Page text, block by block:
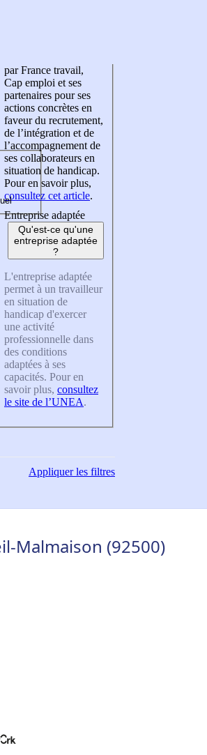
par France travail,
Cap emploi et ses
partenaires pour ses
actions concrètes en
faveur du recrutement,
de l’intégration et de
l’accompagnement de
ses collaborateurs en
situation de handicap.
Pour en savoir plus,
consultez cet article.
Entreprise adaptée
Qu'est-ce qu'une
entreprise adaptée
?
L'entreprise adaptée
permet à un travailleur
en situation de
handicap d'exercer
une activité
professionnelle dans
des conditions
adaptées à ses
capacités. Pour en
savoir plus, consultez
le site de l’UNEA.
Appliquerles filtres
Malmaison (92500)